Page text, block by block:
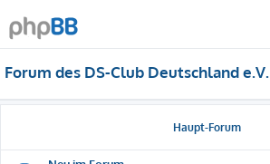
Forum des DS-Club Deutschland e.V.
Haupt-Forum